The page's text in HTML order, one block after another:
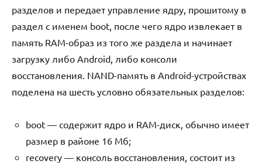
разделов и передает управление ядру, прошитому в
раздел с именем boot, после чего ядро извлекает в
память RAM-образ из того же раздела и начинает
загрузку либо Android, либо консоли
восстановления. NAND-память в Android-устройствах
поделена на шесть условно обязательных разделов:
boot — содержит ядро и RAM-диск, обычно имеет
размер в районе 16 Мб;
recovery — консоль восстановления, состоит из